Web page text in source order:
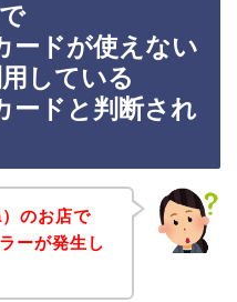
ードが使えない
している
ードと判断され
のお店で
ーが発生し